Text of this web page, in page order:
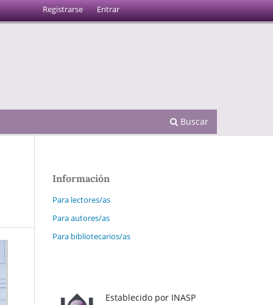
Buscar
Registrarse Entrar
Información
Para lectores/as
Para autores/as
Para bibliotecarios/as
Establecido por INASP